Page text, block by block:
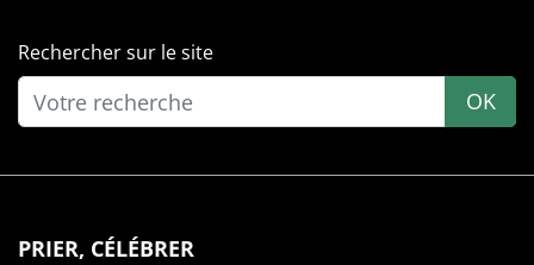
Rechercher sur le site
OK
PRIER, CÉLÉBRER